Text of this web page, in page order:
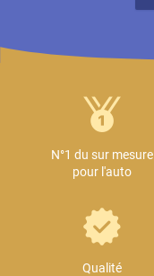
N°1 du sur mesure
pour l'auto
Qualité